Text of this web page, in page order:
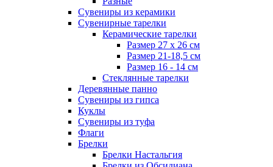
Сувениры из керамики
Сувенирные тарелки
Керамические тарелки
Размер 27 х 26 см
Размер 21-18,5 см
Размер 16 - 14 см
Стеклянные тарелки
Деревянные панно
Сувениры из гипса
Куклы
Сувениры из туфа
Флаги
Брелки
Брелки Настальгия